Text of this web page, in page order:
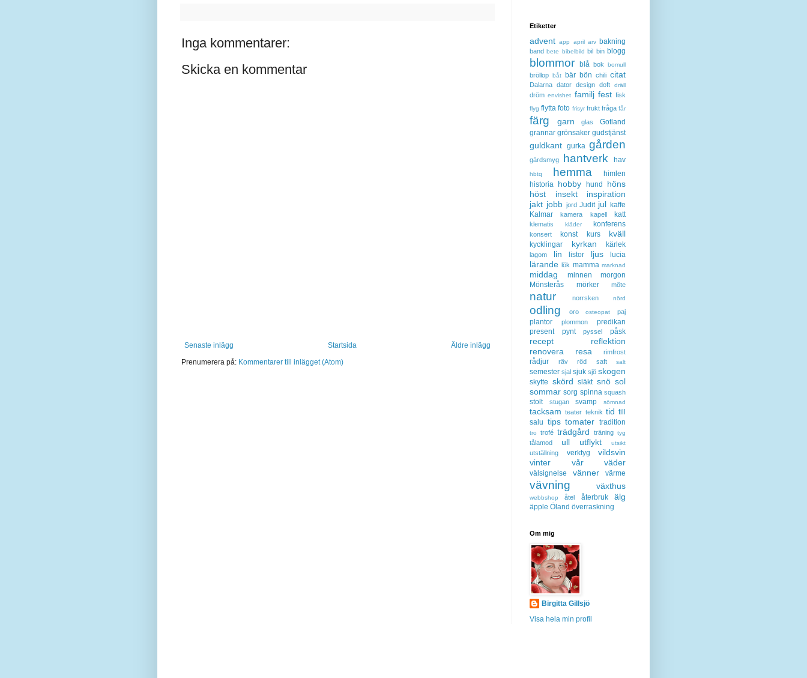
Inga kommentarer:
Skicka en kommentar
Senaste inlägg Äldre inlägg
Startsida
Prenumerera på: Kommentarer till inlägget (Atom)
Etiketter
advent app april arv bakning
band bete bibelbild bil bin blogg
blommor blå bok bomull
bröllop båt bär bön chili citat
Dalarna dator design doft dräll
dröm envishet familj fest fisk
flyg flytta foto frisyr frukt fråga får
färg garn glas
Gotland
grannar grönsaker gudstjänst
guldkant gurka gården
gärdsmyg hantverk hav
hbtq hemma
himlen
historia hobby hund
höns
höst
insekt
inspiration
jakt jobb jord Judit jul kaffe
Kalmar
kamera kapell katt
klematis kläder konferens
konsert konst kurs kväll
kycklingar kyrkan kärlek
lagom lin listor ljus lucia
lärande lök mamma marknad
middag minnen
morgon
Mönsterås
mörker möte
natur norrsken nörd
odling oro osteopat paj
plantor plommon
predikan
present
pynt pyssel påsk
recept
reflektion
renovera
resa rimfrost
rådjur räv röd saft salt
semester sjal sjuk sjö skogen
skytte skörd släkt snö sol
sommar sorg spinna squash
stolt stugan svamp sömnad
tacksam teater teknik tid till
salu tips tomater tradition
tro trofé trädgård träning tyg
tålamod ull utflykt utsikt
utställning verktyg
vildsvin
vinter
vår väder
välsignelse vänner värme
vävning växthus
webbshop åtel återbruk älg
äpple Öland överraskning
Om mig
Birgitta Gillsjö
Visa hela min profil